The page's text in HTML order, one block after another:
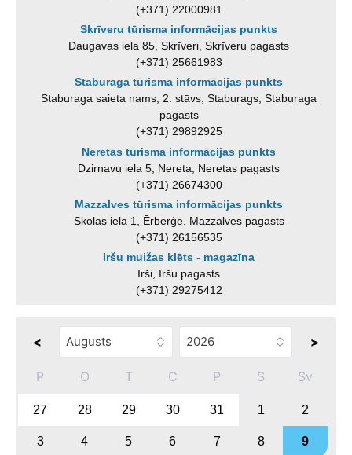
(+371) 22000981
Skrīveru tūrisma informācijas punkts
Daugavas iela 85, Skrīveri, Skrīveru pagasts
(+371) 25661983
Staburaga tūrisma informācijas punkts
Staburaga saieta nams, 2. stāvs, Staburags, Staburaga
pagasts
(+371) 29892925
Neretas tūrisma informācijas punkts
Dzirnavu iela 5, Nereta, Neretas pagasts
(+371) 26674300
Mazzalves tūrisma informācijas punkts
Skolas iela 1, Ērberģe, Mazzalves pagasts
(+371) 26156535
Iršu muižas klēts - magazīna
Irši, Iršu pagasts
(+371) 29275412
< >
P O T C P S Sv
27 28 29 30 31 1 2
3 4 5 6 7 8 9